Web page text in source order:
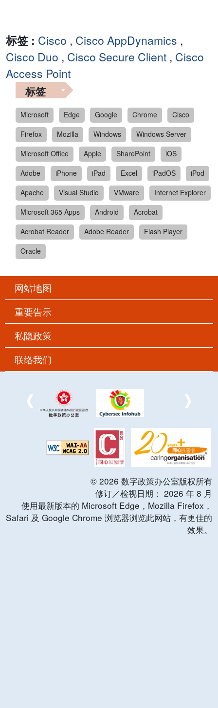
标签 : Cisco , Cisco AppDynamics ,
Cisco Duo , Cisco Secure Client , Cisco
Access Point
标签
Microsoft Edge Google Chrome
Cisco
Firefox
Mozilla Windows
Windows Server
Microsoft Office
Apple SharePoint
iOS
Adobe
iPhone iPad Excel iPadOS
iPod
Apache
Visual Studio VMware
Internet Explorer
Microsoft 365 Apps
Android
Acrobat
Acrobat Reader
Adobe Reader
Flash Player
Oracle
网站地图
重要告示
私隐政策
联络我们
© 2026 数字政策办公室版权所有
修订／检视日期： 2026 年 8 月
使用最新版本的 Microsoft Edge，Mozilla Firefox，
Safari 及 Google Chrome 浏览器浏览此网站，有更佳的
效果。